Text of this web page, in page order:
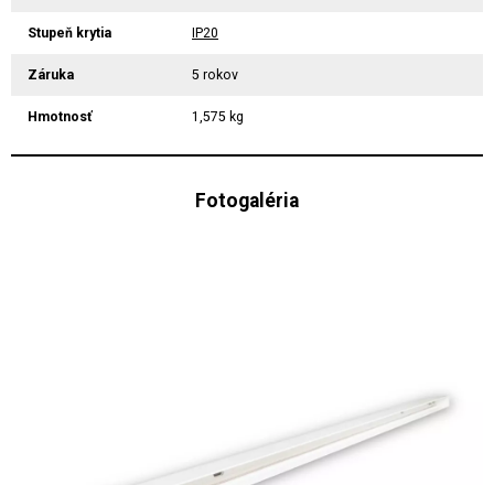
Stupeň krytia IP20
Záruka 5 rokov
Hmotnosť 1,575 kg
Fotogaléria